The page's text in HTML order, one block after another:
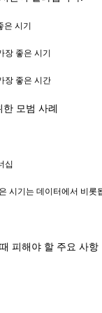
은 시기
장 좋은 시기
장 좋은 시간
모범 사례
십
시기는 데이터에서 비롯
피해야 할 주요 사항